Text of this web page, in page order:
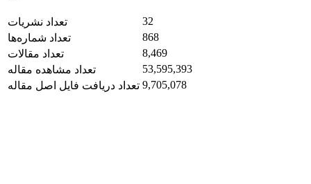
تعداد نشریات
32
تعداد شماره‌ها
868
تعداد مقالات
8,469
تعداد مشاهده مقاله
53,595,393
تعداد دریافت فایل اصل مقاله 9,705,078